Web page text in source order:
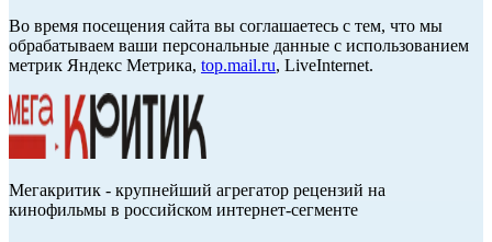
Во время посещения сайта вы соглашаетесь с тем, что мы
обрабатываем ваши персональные данные с использованием
метрик Яндекс Метрика, top.mail.ru, LiveInternet.
Мегакритик - крупнейший агрегатор рецензий на
кинофильмы в российском интернет-сегменте